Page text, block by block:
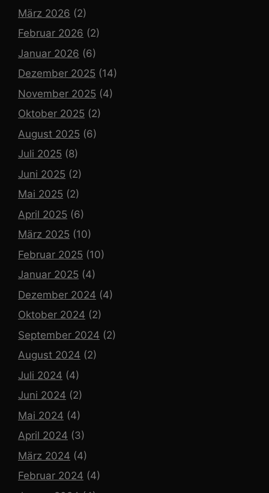
März 2026 (2)
Februar 2026 (2)
Januar 2026 (6)
Dezember 2025 (14)
November 2025 (4)
Oktober 2025 (2)
August 2025 (6)
Juli 2025 (8)
Juni 2025 (2)
Mai 2025 (2)
April 2025 (6)
März 2025 (10)
Februar 2025 (10)
Januar 2025 (4)
Dezember 2024 (4)
Oktober 2024 (2)
September 2024 (2)
August 2024 (2)
Juli 2024 (4)
Juni 2024 (2)
Mai 2024 (4)
April 2024 (3)
März 2024 (4)
Februar 2024 (4)